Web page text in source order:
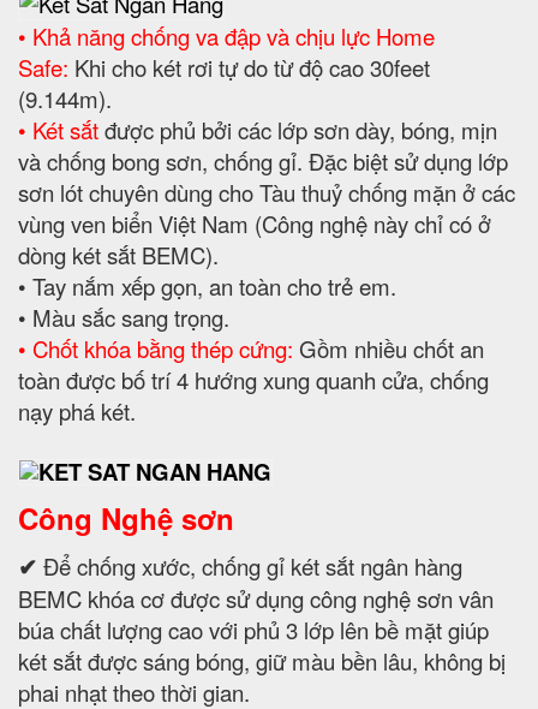
• Khả năng chống va đập và chịu lực Home
Safe: Khi cho két rơi tự do từ độ cao 30feet
(9.144m).
• Két sắtđược phủ bởi các lớp sơn dày, bóng, mịn
và chống bong sơn, chống gỉ. Đặc biệt sử dụng lớp
sơn lót chuyên dùng cho Tàu thuỷ chống mặn ở các
vùng ven biển Việt Nam (Công nghệ này chỉ có ở
dòng két sắt BEMC).
• Tay nắm xếp gọn, an toàn cho trẻ em.
• Màu sắc sang trọng.
• Chốt khóa bằng thép cứng: Gồm nhiều chốt an
toàn được bố trí 4 hướng xung quanh cửa, chống
nạy phá két.
Công Nghệ sơn
✔ Để chống xước, chống gỉ két sắt ngân hàng
BEMC khóa cơ được sử dụng công nghệ sơn vân
búa chất lượng cao với phủ 3 lớp lên bề mặt giúp
két sắt được sáng bóng, giữ màu bền lâu, không bị
phai nhạt theo thời gian.